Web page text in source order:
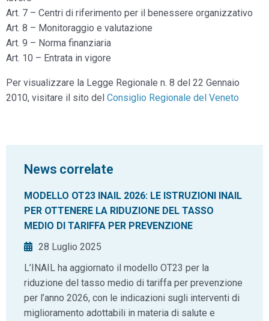
Art. 7 – Centri di riferimento per il benessere organizzativo
Art. 8 – Monitoraggio e valutazione
Art. 9 – Norma finanziaria
Art. 10 – Entrata in vigore
Per visualizzare la Legge Regionale n. 8 del 22 Gennaio
2010, visitare il sito del Consiglio Regionale del Veneto
News correlate
MODELLO OT23 INAIL 2026: LE ISTRUZIONI INAIL
PER OTTENERE LA RIDUZIONE DEL TASSO
MEDIO DI TARIFFA PER PREVENZIONE
28 Luglio 2025
L’INAIL ha aggiornato il modello OT23 per la
riduzione del tasso medio di tariffa per prevenzione
per l’anno 2026, con le indicazioni sugli interventi di
miglioramento adottabili in materia di salute e